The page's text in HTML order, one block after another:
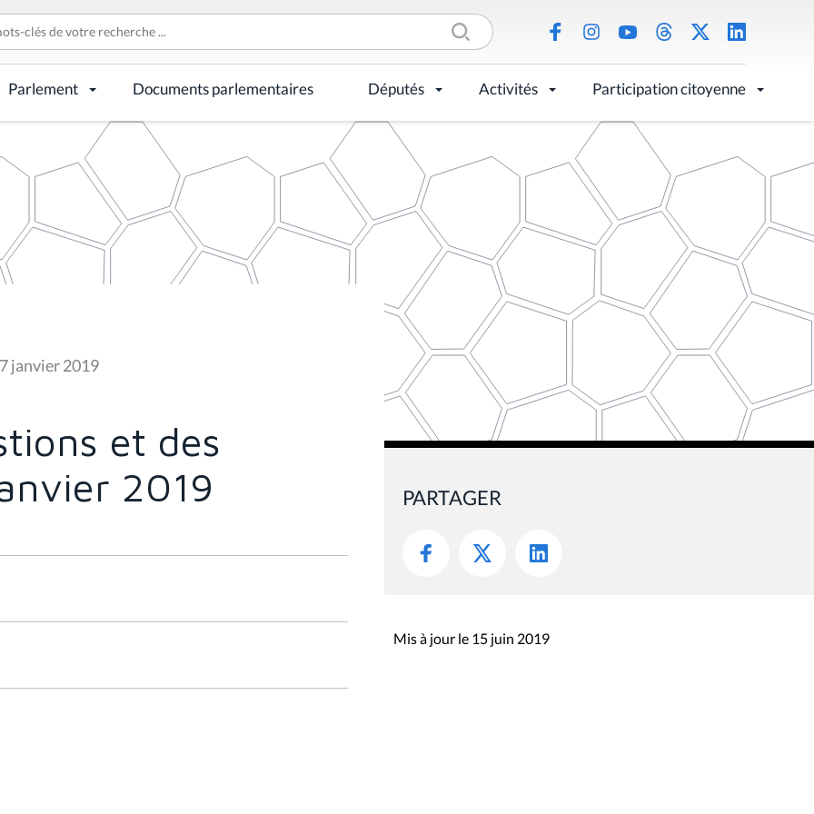
Parlement Documents parlementaires Députés Activités Participation citoyenne
janvier 2019
et des
2019
PARTAGER
Mis à jour le 15 juin 2019